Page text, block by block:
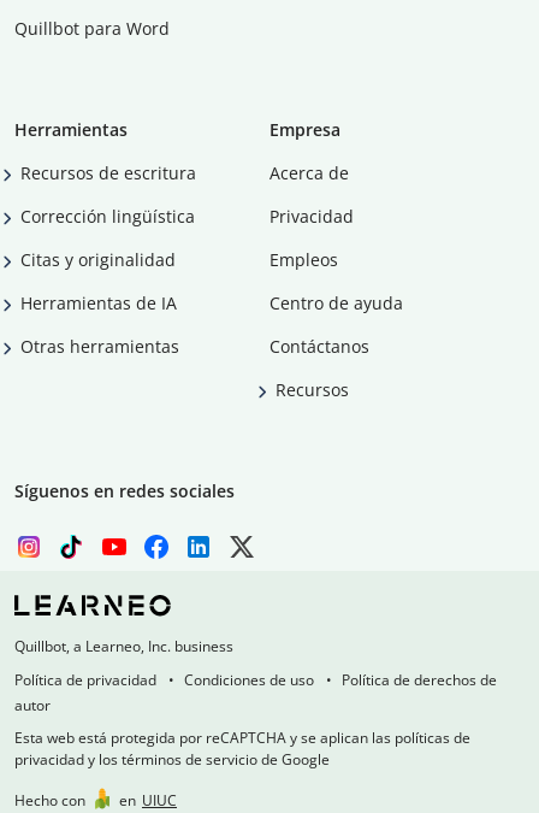
Quillbot para Word
Herramientas
Recursos de escritura
Corrección lingüística
Citas y originalidad
Herramientas de IA
Otras herramientas
Empresa
Acerca de
Privacidad
Empleos
Centro de ayuda
Contáctanos
Recursos
Síguenos en redes sociales
Quillbot, a Learneo, Inc. business
Política de privacidad
Condiciones de uso
Política de derechos de
autor
Esta web está protegida por reCAPTCHA y se aplican las políticas de
privacidad y los términos de servicio de Google
Hecho con
en UIUC